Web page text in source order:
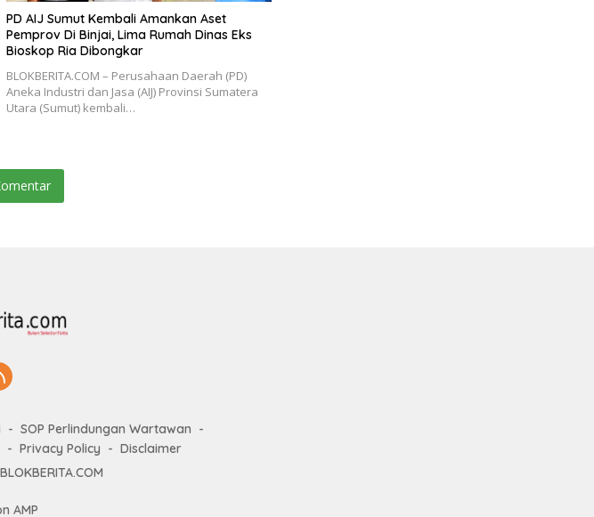
PD AIJ Sumut Kembali Amankan Aset
Pemprov Di Binjai, Lima Rumah Dinas Eks
Bioskop Ria Dibongkar
BLOKBERITA.COM – Perusahaan Daerah (PD)
Aneka Industri dan Jasa (AIJ) Provinsi Sumatera
Utara (Sumut) kembali…
SOP Perlindungan Wartawan
Privacy Policy
Disclaimer
AMP